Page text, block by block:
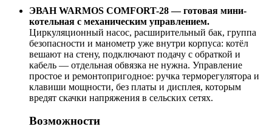
ЭВАН WARMOS COMFORT-28 — готовая мини-
котельная с механическим управлением.
Циркуляционный насос, расширительный бак, группа
безопасности и манометр уже внутри корпуса: котёл
вешают на стену, подключают подачу с обраткой и
кабель — отдельная обвязка не нужна. Управление
простое и ремонтопригодное: ручка терморегулятора и
клавиши мощности, без платы и дисплея, которым
вредят скачки напряжения в сельских сетях.
Возможности